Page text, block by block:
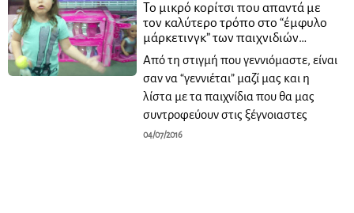
Το μικρό κορίτσι που απαντά με
τον καλύτερο τρόπο στο “έμφυλο
μάρκετινγκ” των παιχνιδιών…
Από τη στιγμή που γεννιόμαστε, είναι
σαν να “γεννιέται” μαζί μας και η
λίστα με τα παιχνίδια που θα μας
συντροφεύουν στις ξέγνοιαστες
04/07/2016